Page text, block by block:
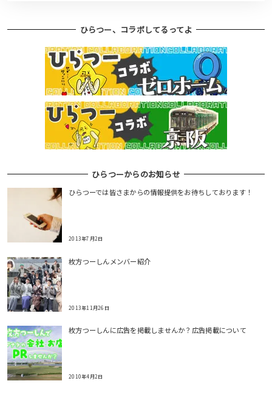
ひらつー、コラボしてるってよ
ひらつーからのお知らせ
ひらつーでは皆さまからの情報提供をお待ちしております！
2013年7月2日
枚方つーしんメンバー紹介
2013年11月26日
枚方つーしんに広告を掲載しませんか？広告掲載について
2010年4月2日